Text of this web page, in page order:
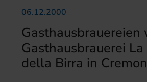
06.12.2000
Gasthausbrauerei
della Birra in